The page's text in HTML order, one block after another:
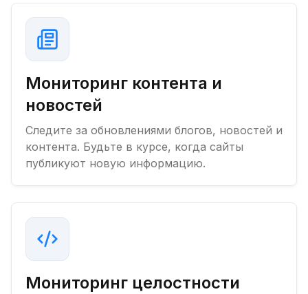
Мониторинг контента и
новостей
Следите за обновлениями блогов, новостей и
контента. Будьте в курсе, когда сайты
публикуют новую информацию.
Мониторинг целостности